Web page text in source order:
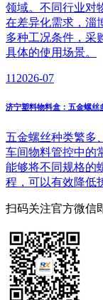
领域。不同行业对
在差异化需求，淄
多种工况条件，采
具体的使用场景。
11 2026-07
济宁塑料物料盒：五金螺丝
五金螺丝种类繁多
车间物料管控中的
能够将不同规格的
程，可以有效降低
扫码关注官方微信